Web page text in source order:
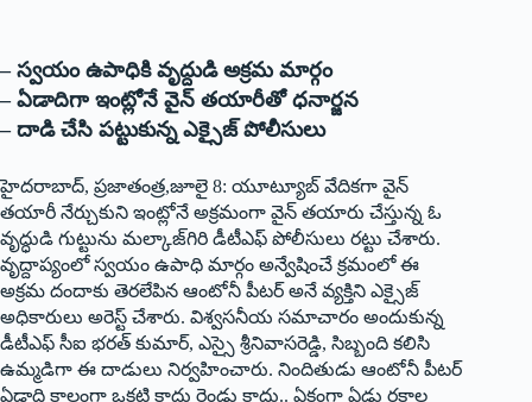
– స్వయం ఉపాధికి వృద్దుడి అక్రమ మార్గం
– ఏడాదిగా ఇంట్లోనే వైన్‌ ‌తయారీతో ధనార్జన
– దాడి చేసి పట్టుకున్న ఎక్సైజ్‌ ‌పోలీసులు
హైదరాబాద్‌,‌ ప్రజాతంత్ర,జూలై 8: యూట్యూబ్‌ వేదికగా వైన్‌
‌తయారీ నేర్చుకుని ఇంట్లోనే అక్రమంగా వైన్‌ ‌తయారు చేస్తున్న ఓ
వృద్ధుడి గుట్టును మల్కాజ్‌గిరి డీటీఎఫ్‌ ‌పోలీసులు రట్టు చేశారు.
వృద్దాప్యంలో స్వయం ఉపాధి మార్గం అన్వేషించే క్రమంలో ఈ
అక్రమ దందాకు తెరలేపిన ఆంటోనీ పీటర్‌ అనే వ్యక్తిని ఎక్సైజ్‌
అధికారులు అరెస్ట్ ‌చేశారు. విశ్వసనీయ సమాచారం అందుకున్న
డీటీఎఫ్‌ ‌సీఐ భరత్‌ ‌కుమార్‌, ఎస్సై శ్రీనివాసరెడ్డి, సిబ్బంది కలిసి
ఉమ్మడిగా ఈ దాడులు నిర్వహించారు. నిందితుడు ఆంటోనీ పీటర్‌
‌ఏడాది కాలంగా ఒకటి కాదు రెండు కాదు.. ఏకంగా ఏడు రకాల